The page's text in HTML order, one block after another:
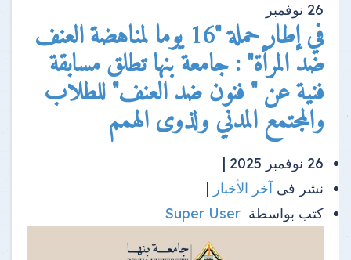
26 نوفمبر
في إطار حملة "16 يوما لمناهضة العنف
ضد المرأة" : جامعة بنها تطلق مسابقة
فنية عن " فنون ضد العنف" للطلاب
والمجتمع المدني ولذوى الهمم
26 نوفمبر 2025 |
نشر فى آخر الأخبار |
كتب بواسطة Super User